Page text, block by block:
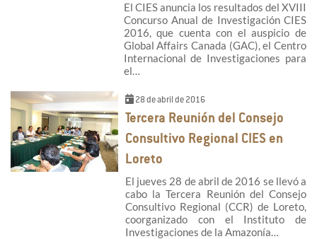
El CIES anuncia los resultados del XVIII
Concurso Anual de Investigación CIES
2016, que cuenta con el auspicio de
Global Affairs Canada (GAC), el Centro
Internacional de Investigaciones para
el…
28 de abril de 2016
Tercera Reunión del Consejo
Consultivo Regional CIES en
Loreto
El jueves 28 de abril de 2016 se llevó a
cabo la Tercera Reunión del Consejo
Consultivo Regional (CCR) de Loreto,
coorganizado con el Instituto de
Investigaciones de la Amazonía…